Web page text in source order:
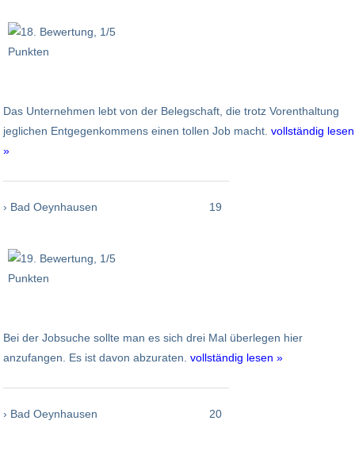
Das Unternehmen lebt von der Belegschaft, die trotz Vorenthaltung
jeglichen Entgegenkommens einen tollen Job macht. vollständig lesen
»
› Bad Oeynhausen 19
Bei der Jobsuche sollte man es sich drei Mal überlegen hier
anzufangen. Es ist davon abzuraten. vollständig lesen »
› Bad Oeynhausen 20